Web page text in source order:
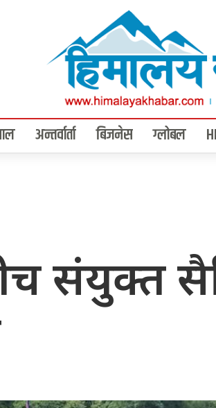
अन्तर्वार्ता बिजनेस ग्लोबल
संयुक्त